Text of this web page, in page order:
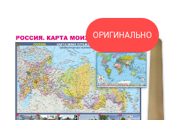
ОРИГИНАЛЬНО